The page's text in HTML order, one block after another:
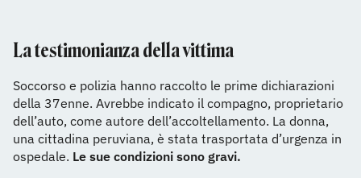
La testimonianza della vittima
Soccorso e polizia hanno raccolto le prime dichiarazioni
della 37enne. Avrebbe indicato il compagno, proprietario
dell’auto, come autore dell’accoltellamento. La donna,
una cittadina peruviana, è stata trasportata d’urgenza in
ospedale. Le sue condizioni sono gravi.